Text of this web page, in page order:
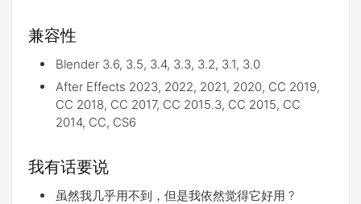
兼容性
Blender 3.6, 3.5, 3.4, 3.3, 3.2, 3.1, 3.0
After Effects 2023, 2022, 2021, 2020, CC 2019,
CC 2018, CC 2017, CC 2015.3, CC 2015, CC
2014, CC, CS6
我有话要说
虽然我几乎用不到，但是我依然觉得它好用 ?